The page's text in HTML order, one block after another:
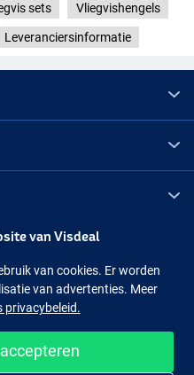
sets Vliegvishengels
Leveranciersinformatie
Instagram
Makkelijk en veilig shoppen
van Visdeal
van cookies. Er worden
van advertenties. Meer
privacybeleid.